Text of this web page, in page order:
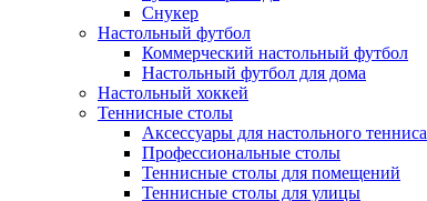
Снукер
Настольный футбол
Коммерческий настольный футбол
Настольный футбол для дома
Настольный хоккей
Теннисные столы
Аксессуары для настольного тенниса
Профессиональные столы
Теннисные столы для помещений
Теннисные столы для улицы